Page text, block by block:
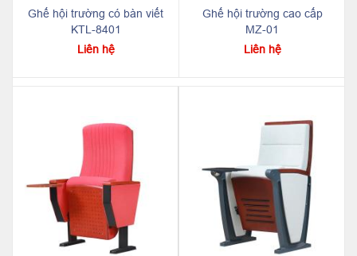
Ghế hội trường có bàn viết
KTL-8401
Liên hệ
Ghế hội trường cao cấp
MZ-01
Liên hệ